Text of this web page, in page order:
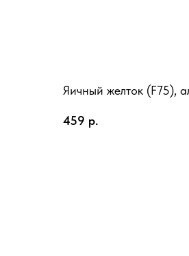
Яичный желток (F75),
459 р.